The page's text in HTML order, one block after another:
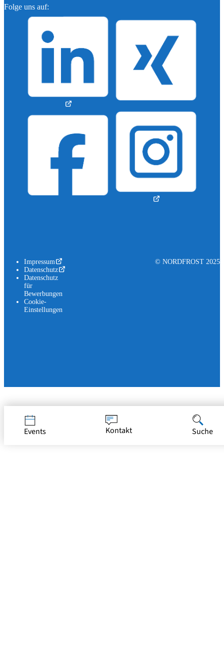
Folge uns auf:
Impressum
Datenschutz
Datenschutz
für
Bewerbungen
Cookie-
Einstellungen
© NORDFROST 2025
Events Kontakt Suche